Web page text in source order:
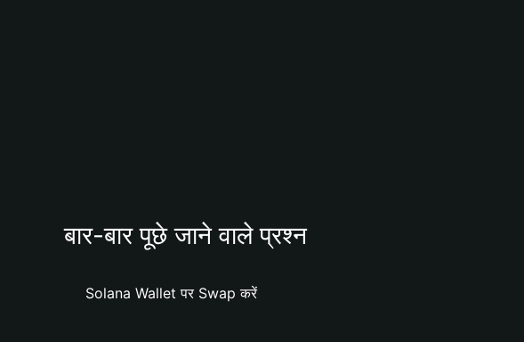
बार-बार पूछे जाने वाले प्रश्न
Solana Wallet पर Swap करें